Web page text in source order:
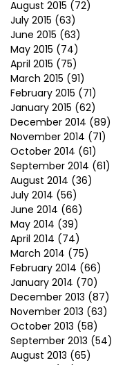
August 2015 (72)
July 2015 (63)
June 2015 (63)
May 2015 (74)
April 2015 (75)
March 2015 (91)
February 2015 (71)
January 2015 (62)
December 2014 (89)
November 2014 (71)
October 2014 (61)
September 2014 (61)
August 2014 (36)
July 2014 (56)
June 2014 (66)
May 2014 (39)
April 2014 (74)
March 2014 (75)
February 2014 (66)
January 2014 (70)
December 2013 (87)
November 2013 (63)
October 2013 (58)
September 2013 (54)
August 2013 (65)